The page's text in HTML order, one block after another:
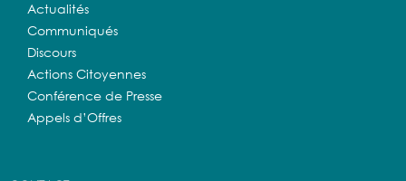
Actualités
Communiqués
Discours
Actions Citoyennes
Conférence de Presse
Appels d’Offres